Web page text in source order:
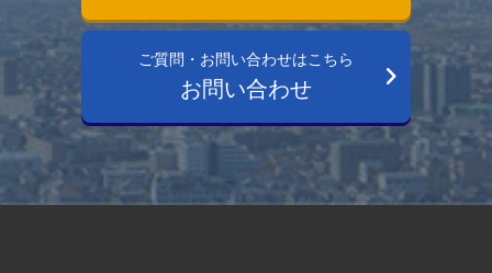
ご質問・お問い合わせはこちら
お問い合わせ